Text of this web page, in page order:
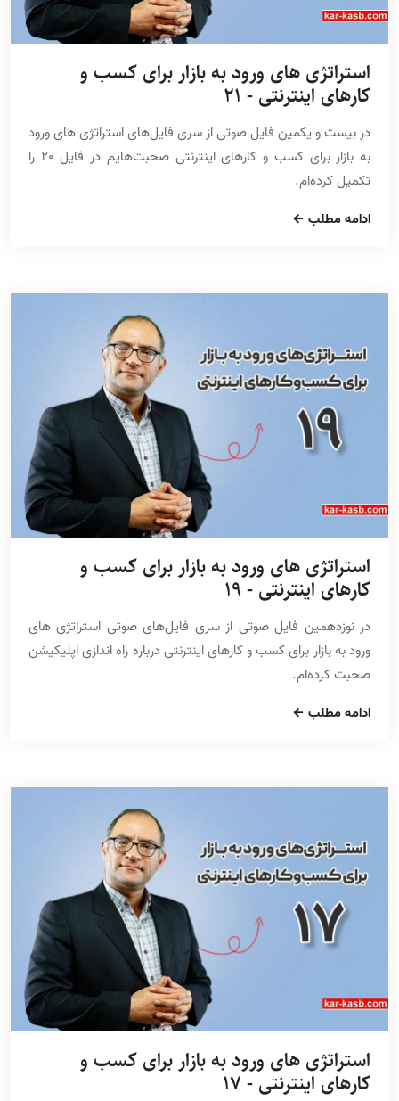
استراتژی های ورود به بازار برای کسب و
کارهای اینترنتی - 21
در بیست و یکمین فایل صوتی از سری فایل‌های استراتژی های ورود
به بازار برای کسب و کارهای اینترنتی صحبت‌هایم در فایل 20 را
تکمیل کرده‌ام.
ادامه مطلب
استراتژی های ورود به بازار برای کسب و
کارهای اینترنتی - 19
در نوزدهمین فایل صوتی از سری فایل‌های صوتی استراتژی های
ورود به بازار برای کسب و کارهای اینترنتی درباره راه اندازی اپلیکیشن
صحبت کرده‌ام.
ادامه مطلب
استراتژی های ورود به بازار برای کسب و
کارهای اینترنتی - 17